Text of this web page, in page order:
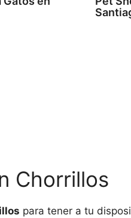
Chorrillos
para tener a tu